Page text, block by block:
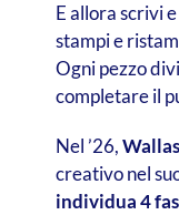
E allora scrivi
stampi e
Ogni pezzo
completare il
Nel ’26,Wallas
creativo nel
individua 4